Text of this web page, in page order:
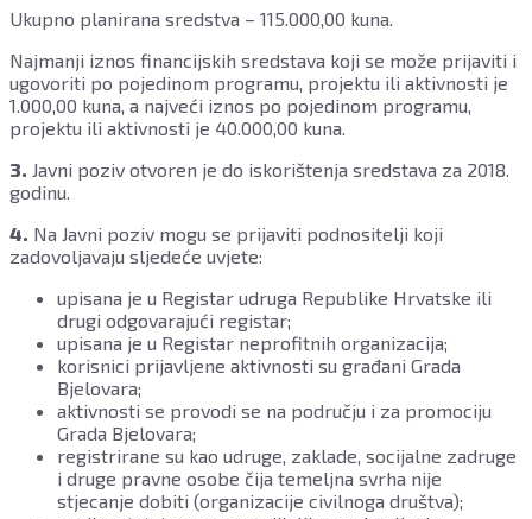
Ukupno planirana sredstva – 115.000,00 kuna.
Najmanji iznos financijskih sredstava koji se može prijaviti i
ugovoriti po pojedinom programu, projektu ili aktivnosti je
1.000,00 kuna, a najveći iznos po pojedinom programu,
projektu ili aktivnosti je 40.000,00 kuna.
3. Javni poziv otvoren je do iskorištenja sredstava za 2018.
godinu.
4. Na Javni poziv mogu se prijaviti podnositelji koji
zadovoljavaju sljedeće uvjete:
upisana je u Registar udruga Republike Hrvatske ili
drugi odgovarajući registar;
upisana je u Registar neprofitnih organizacija;
korisnici prijavljene aktivnosti su građani Grada
Bjelovara;
aktivnosti se provodi se na području i za promociju
Grada Bjelovara;
registrirane su kao udruge, zaklade, socijalne zadruge
i druge pravne osobe čija temeljna svrha nije
stjecanje dobiti (organizacije civilnoga društva);